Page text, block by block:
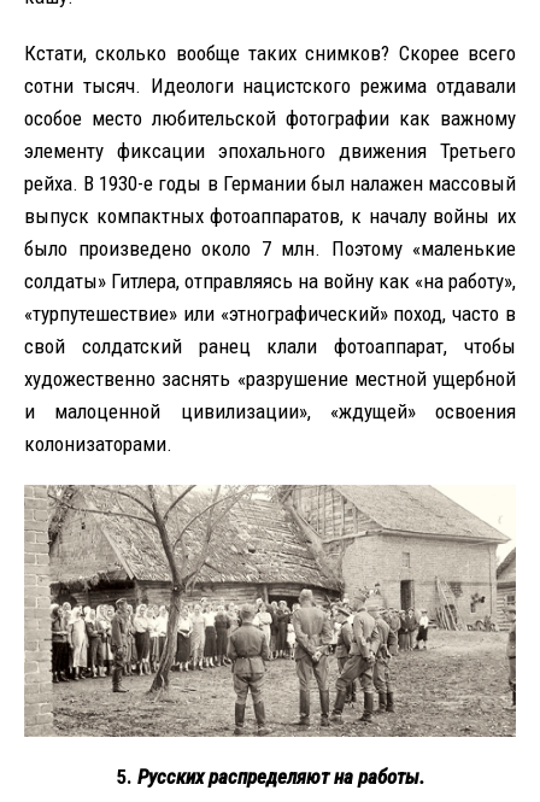
Кстати, сколько вообще таких снимков? Скорее всего
сотни тысяч. Идеологи нацистского режима отдавали
особое место любительской фотографии как важному
элементу фиксации эпохального движения Третьего
рейха. В 1930-е годы в Германии был налажен массовый
выпуск компактных фотоаппаратов, к началу войны их
было произведено около 7 млн. Поэтому «маленькие
солдаты» Гитлера, отправляясь на войну как «на работу»,
«турпутешествие» или «этнографический» поход, часто в
свой солдатский ранец клали фотоаппарат, чтобы
художественно заснять «разрушение местной ущербной
и малоценной цивилизации», «ждущей» освоения
колонизаторами.
5. Русских распределяют на работы.